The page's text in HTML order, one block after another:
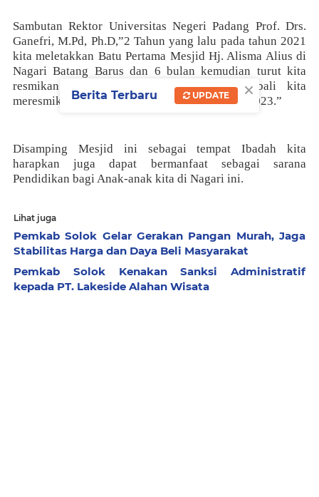
Sambutan Rektor Universitas Negeri Padang Prof. Drs.
Ganefri, M.Pd, Ph.D,”2 Tahun yang lalu pada tahun 2021
kita meletakkan Batu Pertama Mesjid Hj. Alisma Alius di
Nagari Batang Barus dan 6 bulan kemudian turut kita
resmikan pada tahun 2022, saat ini kembali kita
meresmikan Kembali Mesjid H. Alius di tahun 2023.”
Disamping Mesjid ini sebagai tempat Ibadah kita
harapkan juga dapat bermanfaat sebagai sarana
Pendidikan bagi Anak-anak kita di Nagari ini.
Lihat juga
Pemkab Solok Gelar Gerakan Pangan Murah, Jaga
Stabilitas Harga dan Daya Beli Masyarakat
Pemkab Solok Kenakan Sanksi Administratif
kepada PT. Lakeside Alahan Wisata
×
Berita Terbaru UPDATE